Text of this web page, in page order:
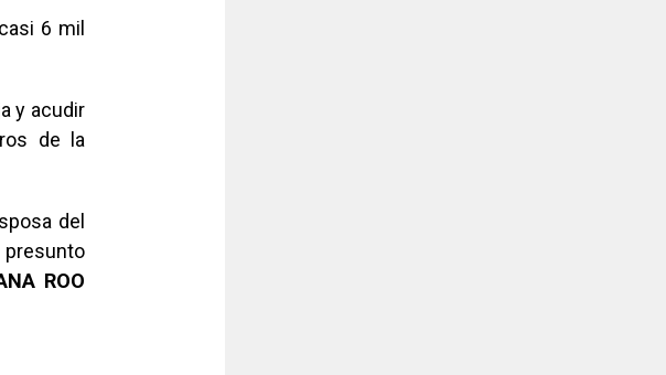
6 mil
y acudir
de la
del
presunto
ROO